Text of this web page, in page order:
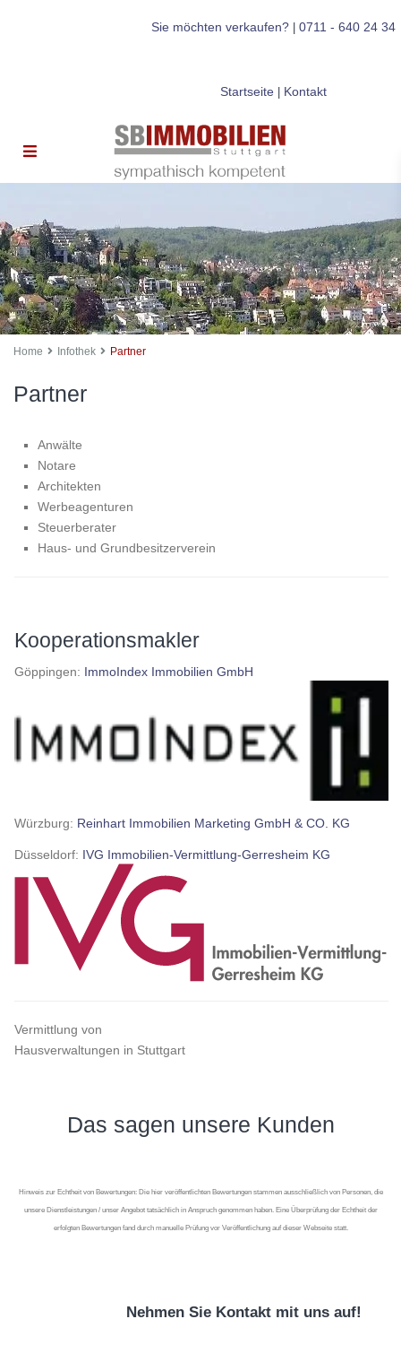
Sie möchten verkaufen?| 0711 - 640 24 34
Startseite| Kontakt
Home Infothek Partner
Partner
Anwälte
Notare
Architekten
Werbeagenturen
Steuerberater
Haus- und Grundbesitzerverein
Kooperationsmakler
Göppingen: ImmoIndex Immobilien GmbH
Würzburg: Reinhart Immobilien Marketing GmbH & CO. KG
Düsseldorf: IVG Immobilien-Vermittlung-Gerresheim KG
Vermittlung von
Hausverwaltungen in Stuttgart
Das sagen unsere Kunden
Hinweis zur Echtheit von Bewertungen: Die hier veröffentlichten Bewertungen stammen ausschließlich von Personen, die
unsere Dienstleistungen / unser Angebot tatsächlich in Anspruch genommen haben. Eine Überprüfung der Echtheit der
erfolgten Bewertungen fand durch manuelle Prüfung vor Veröffentlichung auf dieser Webseite statt.
Nehmen Sie Kontakt mit uns auf!